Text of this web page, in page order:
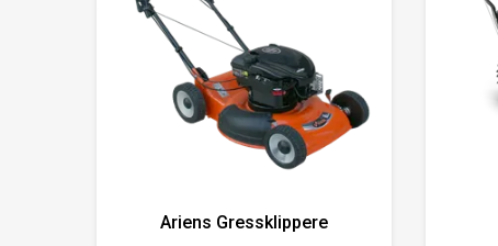
Ariens Gressklippere